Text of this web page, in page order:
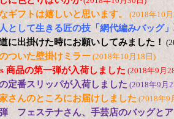
ギフトは嬉しいと思います。 (2018年10
として生きる匠の技「網代編みバッグ
に出掛けた時にお願いしてみました！
ついた壁掛けミラー (2018年10月18日)
商品の第一弾が入荷しました (2018年9月
定番スリッパが入荷しました (2018年9月
さんのところにお届けしました (2018年9
フェステナさん、手芸店のバッグと